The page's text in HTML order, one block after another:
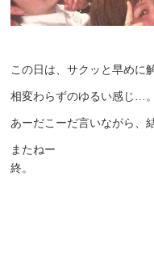
この日は、サクッと早めに
相変わらずのゆるい感じ…。
あーだこーだ言いながら、
またねー
終。